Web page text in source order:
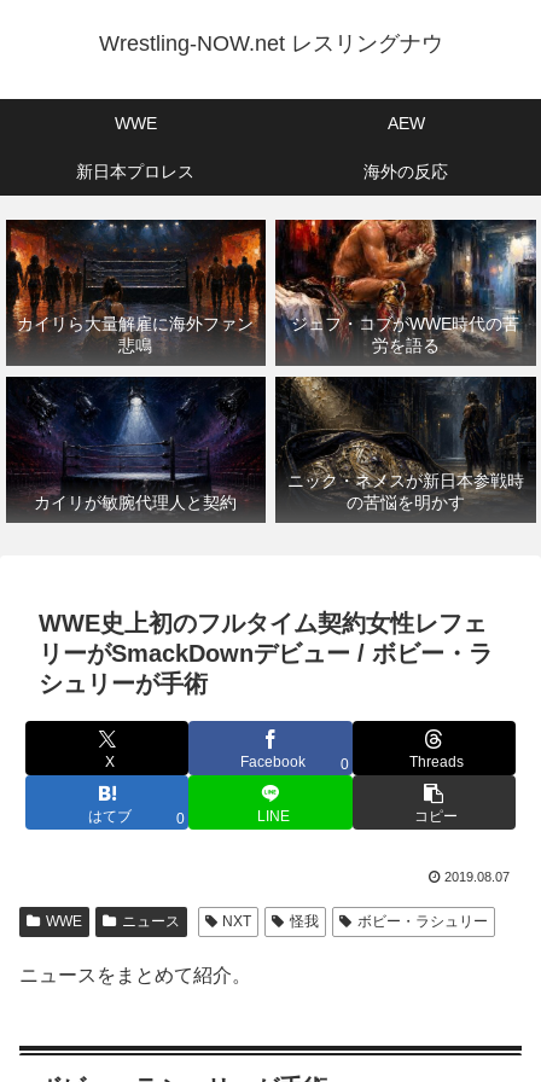
Wrestling-NOW.net レスリングナウ
WWE AEW
新日本プロレス 海外の反応
カイリら大量解雇に海外ファン
悲鳴
ジェフ・コブがWWE時代の苦
労を語る
カイリが敏腕代理人と契約
ニック・ネメスが新日本参戦時
の苦悩を明かす
WWE史上初のフルタイム契約女性レフェ
リーがSmackDownデビュー / ボビー・ラ
シュリーが手術
X Facebook 0 Threads
はてブ 0 LINE コピー
2019.08.07
WWE ニュース NXT 怪我 ボビー・ラシュリー
ニュースをまとめて紹介。